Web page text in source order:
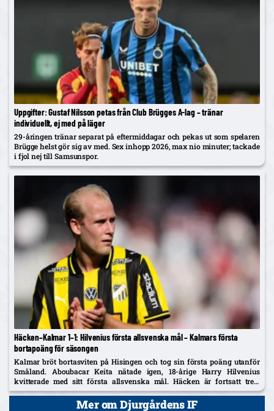
Uppgifter: Gustaf Nilsson petas från Club Brügges A-lag – tränar
individuellt, ej med på läger
29-åringen tränar separat på eftermiddagar och pekas ut som spelaren
Brügge helst gör sig av med. Sex inhopp 2026, max nio minuter; tackade
i fjol nej till Samsunspor.
Häcken–Kalmar 1–1: Hilvenius första allsvenska mål – Kalmars första
bortapoäng för säsongen
Kalmar bröt bortasviten på Hisingen och tog sin första poäng utanför
Småland. Aboubacar Keita nätade igen, 18-årige Harry Hilvenius
kvitterade med sitt första allsvenska mål. Häcken är fortsatt trea,
Kalmar kliver upp på tionde plats.
Mer om Djurgårdens IF